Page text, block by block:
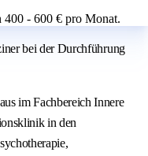
400 - 600 € pro Monat.
bei der Durchführung
im Fachbereich Innere
in den